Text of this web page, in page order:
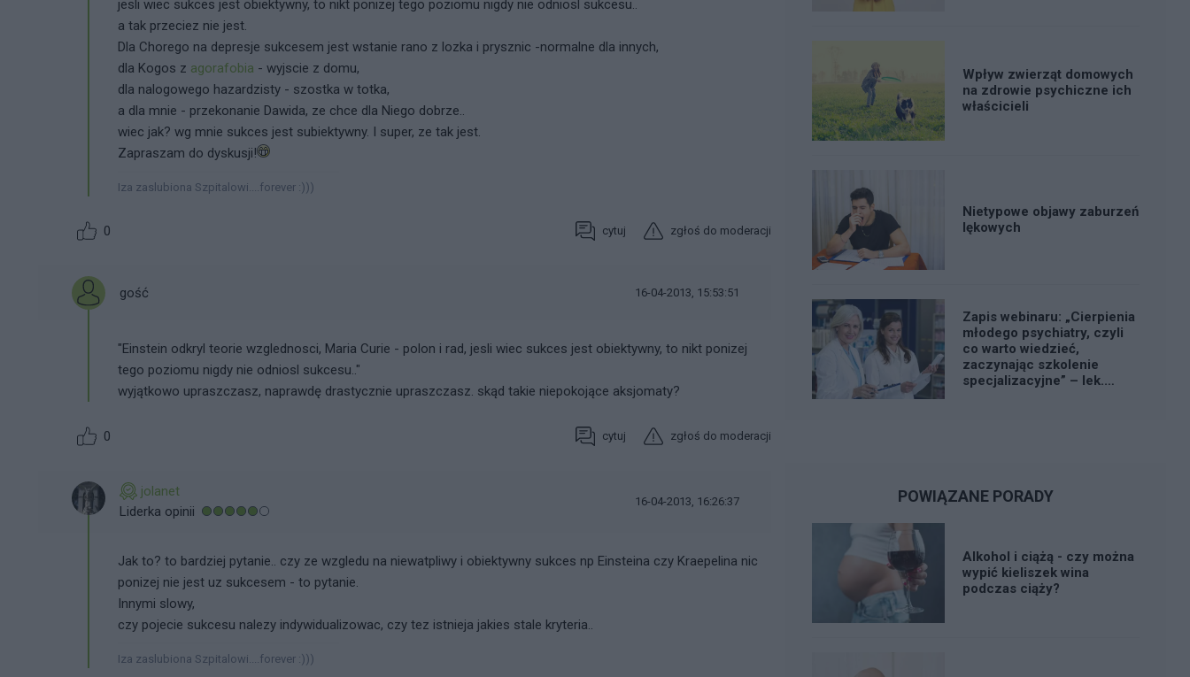
jesli wiec sukces jest obiektywny, to nikt ponizej tego poziomu nigdy nie odniosl sukcesu..
a tak przeciez nie jest.
Dla Chorego na depresje sukcesem jest wstanie rano z lozka i prysznic -normalne dla innych,
dla Kogos z agorafobia - wyjscie z domu,
dla nalogowego hazardzisty - szostka w totka,
a dla mnie - przekonanie Dawida, ze chce dla Niego dobrze..
wiec jak? wg mnie sukces jest subiektywny. I super, ze tak jest.
Zapraszam do dyskusji!
Iza zaslubiona Szpitalowi....forever :)))
0 cytuj zgłoś do moderacji
gość 16-04-2013, 15:53:51
"Einstein odkryl teorie wzglednosci, Maria Curie - polon i rad, jesli wiec sukces jest obiektywny, to nikt ponizej
tego poziomu nigdy nie odniosl sukcesu.."
wyjątkowo upraszczasz, naprawdę drastycznie upraszczasz. skąd takie niepokojące aksjomaty?
0 cytuj zgłoś do moderacji
jolanet
Liderka opinii
16-04-2013, 16:26:37
Jak to? to bardziej pytanie.. czy ze wzgledu na niewatpliwy i obiektywny sukces np Einsteina czy Kraepelina nic
ponizej nie jest uz sukcesem - to pytanie.
Innymi slowy,
czy pojecie sukcesu nalezy indywidualizowac, czy tez istnieja jakies stale kryteria..
Iza zaslubiona Szpitalowi....forever :)))
Wpływ zwierząt domowych
na zdrowie psychiczne ich
właścicieli
Nietypowe objawy zaburzeń
lękowych
Zapis webinaru: „Cierpienia
młodego psychiatry, czyli
co warto wiedzieć,
zaczynając szkolenie
specjalizacyjne” – lek.
POWIĄZANE PORADY
Alkohol i ciążą - czy można
wypić kieliszek wina
podczas ciąży?